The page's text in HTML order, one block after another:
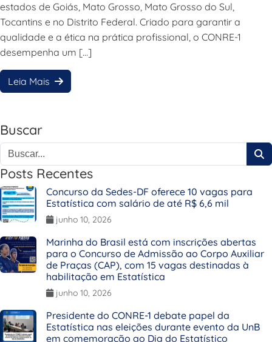
estados de Goiás, Mato Grosso, Mato Grosso do Sul,
Tocantins e no Distrito Federal. Criado para garantir a
qualidade e a ética na prática profissional, o CONRE-1
desempenha um […]
Leia Mais
Buscar
Posts Recentes
Concurso da Sedes-DF oferece 10 vagas para
Estatística com salário de até R$ 6,6 mil
junho 10, 2026
Marinha do Brasil está com inscrições abertas
para o Concurso de Admissão ao Corpo Auxiliar
de Praças (CAP), com 15 vagas destinadas à
habilitação em Estatística
junho 10, 2026
Presidente do CONRE-1 debate papel da
Estatística nas eleições durante evento da UnB
em comemoração ao Dia do Estatístico